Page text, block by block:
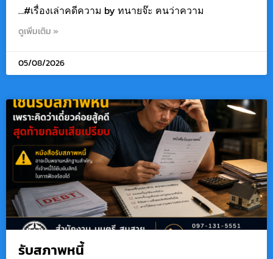
…#เรื่องเล่าคดีความ by ทนายจ๊ะ ฅนว่าความ
ดูเพิ่มเติม »
05/08/2026
รับสภาพหนี้